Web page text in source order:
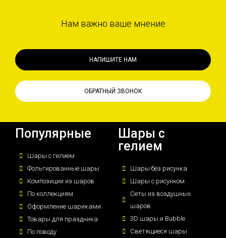
Нам важно ваше мнение
НАПИШИТЕ НАМ
ОБРАТНЫЙ ЗВОНОК
Популярные
Шары с гелием
Фольгированные шары
Композиции из шаров
По коллекциям
Оформление шариками
Товары для праздника
По поводу
Шары с
гелием
Шары без рисунка
Шары с рисунком
Сеты из воздушных
шаров
3D шары и Bubble
Светящиеся шары